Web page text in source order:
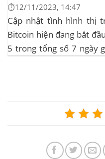
⏱️12/11/2023, 14:47
Cập nhật tình hình thị
Bitcoin hiện đang bắt
5 trong tổng số 7 ngày